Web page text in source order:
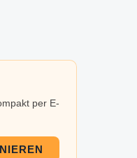
per E-